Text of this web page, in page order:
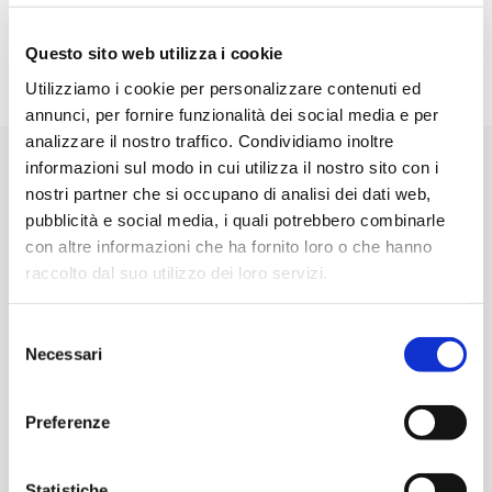
Questo sito web utilizza i cookie
Utilizziamo i cookie per personalizzare contenuti ed
annunci, per fornire funzionalità dei social media e per
analizzare il nostro traffico. Condividiamo inoltre
informazioni sul modo in cui utilizza il nostro sito con i
nostri partner che si occupano di analisi dei dati web,
pubblicità e social media, i quali potrebbero combinarle
con altre informazioni che ha fornito loro o che hanno
raccolto dal suo utilizzo dei loro servizi.
delNecessari
Preferenze
passeggeri, il passaggio nelle zone ZTL e la
sicurezza di arrivare in tempo a destinazione.
Prezzi taxi Cassina de’
Pecchi
pax da
Cassina de’ Pecchi da/per
1/3 €45
Linate
€110